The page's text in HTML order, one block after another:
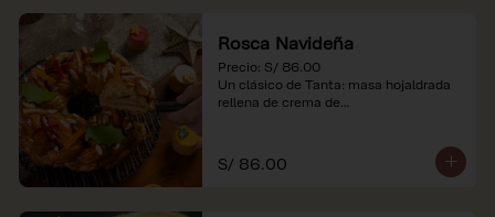
Rosca Navideña
Precio: S/ 86.00
Un clásico de Tanta: masa hojaldrada
rellena de crema de
*Nuestros precios están expresados en
soles e incluyen impuestos de ley y
S/ 86.00